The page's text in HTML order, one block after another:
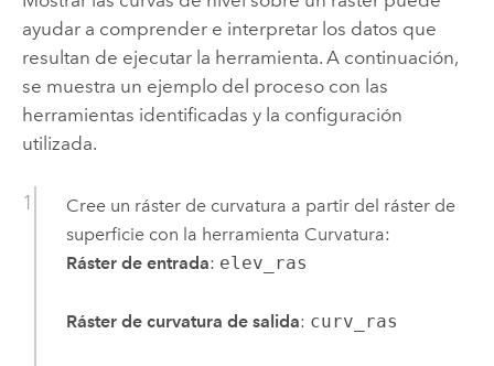
ayudar a comprender e interpretar los datos que
resultan de ejecutar la herramienta. A continuación,
se muestra un ejemplo del proceso con las
herramientas identificadas y la configuración
utilizada.
Cree un ráster de curvatura a partir del ráster de
superficie con la herramienta Curvatura:
Ráster de entrada: elev_ras
Ráster de curvatura de salida: curv_ras